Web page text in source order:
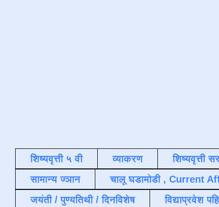
शिष्यवृत्ती ५ वी व्याकरण
शिष्यवृत्ती
सामान्य ज्ञान
चालू घडामोडी , Current
जयंती / पुण्यतिथी / दिनविशेष
विद्याप्रवेश